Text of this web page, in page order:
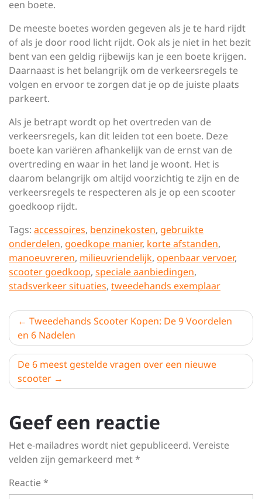
een boete.
De meeste boetes worden gegeven als je te hard rijdt
of als je door rood licht rijdt. Ook als je niet in het bezit
bent van een geldig rijbewijs kan je een boete krijgen.
Daarnaast is het belangrijk om de verkeersregels te
volgen en ervoor te zorgen dat je op de juiste plaats
parkeert.
Als je betrapt wordt op het overtreden van de
verkeersregels, kan dit leiden tot een boete. Deze
boete kan variëren afhankelijk van de ernst van de
overtreding en waar in het land je woont. Het is
daarom belangrijk om altijd voorzichtig te zijn en de
verkeersregels te respecteren als je op een scooter
goedkoop rijdt.
Tags: accessoires, benzinekosten, gebruikte
onderdelen, goedkope manier, korte afstanden,
manoeuvreren, milieuvriendelijk, openbaar vervoer,
scooter goedkoop, speciale aanbiedingen,
stadsverkeer situaties, tweedehands exemplaar
Berichtnavigatie
Tweedehands Scooter Kopen: De 9 Voordelen
en 6 Nadelen
De 6 meest gestelde vragen over een nieuwe
scooter
Geef een reactie
Het e-mailadres wordt niet gepubliceerd. Vereiste
velden zijn gemarkeerd met*
Reactie*